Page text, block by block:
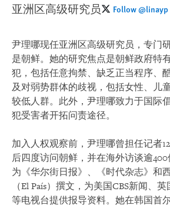
亚洲区高级研究员 Follow @linayp
尹理哪现任亚洲区高级研究员，专门
是朝鲜。她的研究焦点是朝鲜政府特
犯，包括任意拘禁、缺乏正当程序、
及对弱势群体的歧视，包括女性、儿
较低人群。此外，尹理哪致力于国际
犯受害者开拓问责途径。
加入人权观察前，尹理哪曾担任记者
后四度访问朝鲜，并在海外访谈逾
为《华尔街日报》、《时代杂志》和
（El País）撰文，为美国CBS新闻、
等电视台提供报导资料。她在韩国首